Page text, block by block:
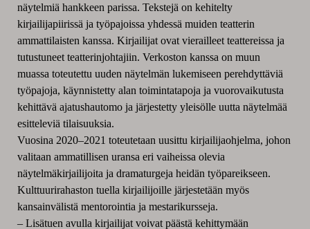
näytelmiä hankkeen parissa. Tekstejä on kehitelty
kirjailijapiirissä ja työpajoissa yhdessä muiden teatterin
ammattilaisten kanssa. Kirjailijat ovat vierailleet teattereissa ja
tutustuneet teatterinjohtajiin. Verkoston kanssa on muun
muassa toteutettu uuden näytelmän lukemiseen perehdyttäviä
työpajoja, käynnistetty alan toimintatapoja ja vuorovaikutusta
kehittävä ajatushautomo ja järjestetty yleisölle uutta näytelmää
esitteleviä tilaisuuksia.
Vuosina 2020–2021 toteutetaan uusittu kirjailijaohjelma, johon
valitaan ammatillisen uransa eri vaiheissa olevia
näytelmäkirjailijoita ja dramaturgeja heidän työpareikseen.
Kulttuurirahaston tuella kirjailijoille järjestetään myös
kansainvälistä mentorointia ja mestarikursseja.
– Lisätuen avulla kirjailijat voivat päästä kehittymään